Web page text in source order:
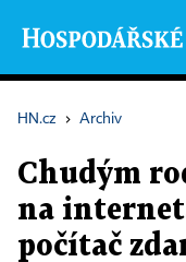
HN.cz › Archiv
Chudým
na
počítač